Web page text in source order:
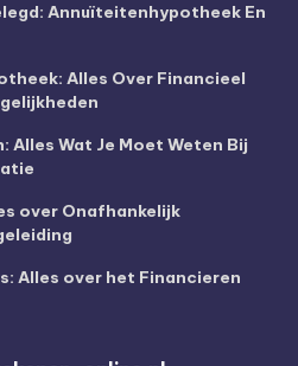
Annuïteitenhypotheek En
Alles Over Financieel
Alles Wat Je Moet Weten Bij
over Onafhankelijk
Alles over het Financieren